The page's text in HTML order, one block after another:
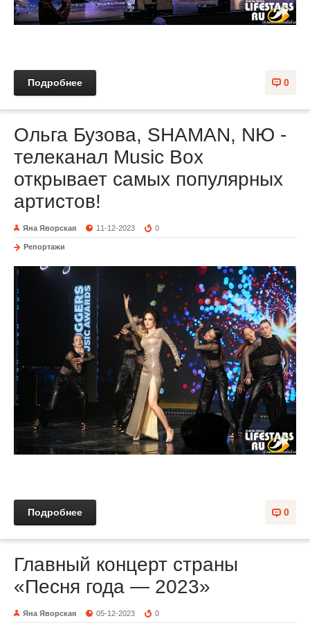
0
Подробнее
Ольга Бузова, SHAMAN, NЮ -
телеканал Music Box
открывает самых популярных
артистов!
Яна Яворская 11-12-2023 0
Репортажи
0
Подробнее
Главный концерт страны
«Песня года — 2023»
Яна Яворская 05-12-2023 0